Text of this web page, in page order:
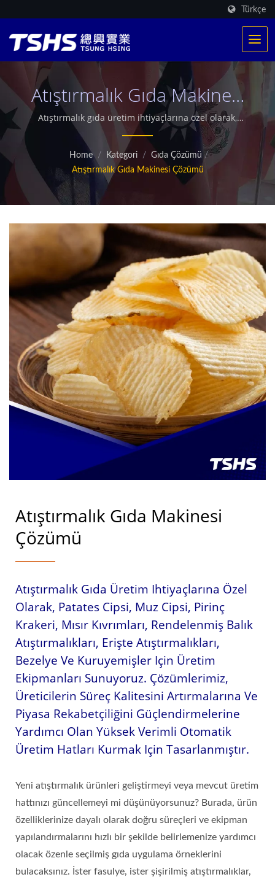
Türkçe
Atıştırmalık Gıda Makinesi
Çözümü
Atıştırmalık gıda üretim ihtiyaçlarına özel olarak,
patates cipsi, muz cipsi, pirinç krakeri, mısır kıvrımları,
rendelenmiş balık atıştırmalıkları, erişte
atıştırmalıkları, bezelye ve kuruyemişler için üretim
ekipmanları sunuyoruz. Çözümlerimiz, üreticilerin
süreç kalitesini artırmalarına ve piyasa rekabetçiliğini
güçlendirmelerine yardımcı olan yüksek verimli
otomatik üretim hatları kurmak için tasarlanmıştır. /
TSHS, profesyonel bir gıda makinesi üreticisidir. Özel
patentli ısıtma sistemine sahibiz. Dünyada 500'den
fazla kızartma üretimi sağladık. Ayrıca, özel mikrodalga
endüstriyel kurutucu sunuyoruz.
Home / Kategori / Gıda Çözümü /
Atıştırmalık Gıda Makinesi Çözümü
Atıştırmalık Gıda Makinesi
Çözümü
Atıştırmalık Gıda Üretim Ihtiyaçlarına Özel
Olarak, Patates Cipsi, Muz Cipsi, Pirinç
Krakeri, Mısır Kıvrımları, Rendelenmiş Balık
Atıştırmalıkları, Erişte Atıştırmalıkları,
Bezelye Ve Kuruyemişler Için Üretim
Ekipmanları Sunuyoruz. Çözümlerimiz,
Üreticilerin Süreç Kalitesini Artırmalarına Ve
Piyasa Rekabetçiliğini Güçlendirmelerine
Yardımcı Olan Yüksek Verimli Otomatik
Üretim Hatları Kurmak Için Tasarlanmıştır.
Yeni atıştırmalık ürünleri geliştirmeyi veya mevcut üretim
hattınızı güncellemeyi mi düşünüyorsunuz? Burada, ürün
özelliklerinize dayalı olarak doğru süreçleri ve ekipman
yapılandırmalarını hızlı bir şekilde belirlemenize yardımcı
olacak özenle seçilmiş gıda uygulama örneklerini
bulacaksınız. İster fasulye, ister şişirilmiş atıştırmalıklar,